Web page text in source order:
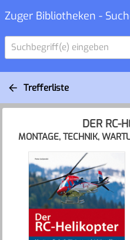
Zuger Bibliotheken -
Suchbegriff(e) eingeben
Trefferliste
DER RC-
MONTAGE, TECHNIK,